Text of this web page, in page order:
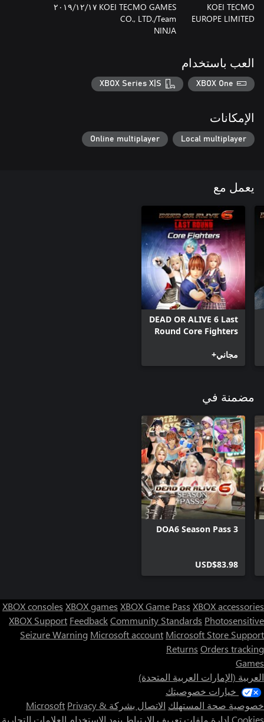
KOEI TECMO
EUROPE LIMITED
KOEI TECMO GAMES
CO., LTD./Team
NINJA
١٧‏/١٢‏/٢٠١٩
العب باستخدام
XBOX One
XBOX Series X|S
الإمكانات
Local multiplayer
Online multiplayer
يعمل مع
DEAD OR ALIVE 6 Last
Round Core Fighters
مجاني+
مضمنة في
DOA6 Season Pass 3
USD$83.98
XBOX consoles XBOX games XBOX Game Pass XBOX accessories
XBOX Support FeedbackCommunity Standards Photosensitive
Seizure Warning Microsoft account Microsoft Store Support
Returns Orders tracking
Games
العربية (الإمارات العربية المتحدة)
خيارات خصوصيتك
خصوصية صحة المستهلك الاتصال بشركة Microsoft Privacy &
Cookies إدارة ملفات تعريف الارتباط بنود الاستخدام العلامات التجارية